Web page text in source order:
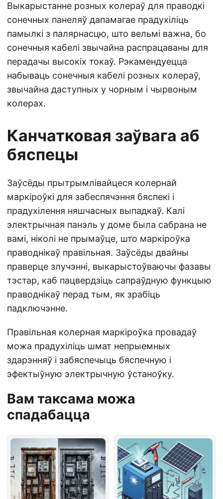
Выкарыстанне розных колераў для праводкі
сонечных панеляў дапамагае прадухіліць
памылкі з палярнасцю, што вельмі важна, бо
сонечныя кабелі звычайна распрацаваны для
перадачы высокіх токаў. Рэкамендуецца
набываць сонечныя кабелі розных колераў,
звычайна даступных у чорным і чырвоным
колерах.
Канчатковая заўвага аб
бяспецы
Заўсёды прытрымлівайцеся колернай
маркіроўкі для забеспячэння бяспекі і
прадухілення няшчасных выпадкаў. Калі
электрычная панэль у доме была сабрана не
вамі, ніколі не прымаўце, што маркіроўка
праводнікаў правільная. Заўсёды двайны
праверце злучэнні, выкарыстоўваючы фазавы
тэстар, каб пацвердзіць сапраўдную функцыю
праводнікаў перад тым, як зрабіць
падключэнне.
Правільная колерная маркіроўка провадаў
можа прадухіліць шмат непрыемных
здарэнняў і забяспечыць бяспечную і
эфектыўную электрычную ўстаноўку.
Вам таксама можа
спадабацца